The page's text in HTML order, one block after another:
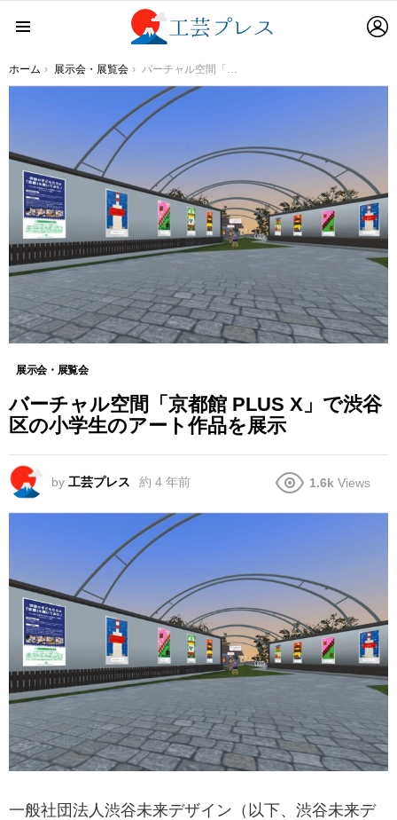
You are here:
ホーム 展示会・展覧会 バーチャル空間「京都館 PLUS X」で渋谷区の小学生のアート作品を展示
展示会・展覧会
バーチャル空間「京都館 PLUS X」で渋谷
区の小学生のアート作品を展示
by 工芸プレス 約 4 年前 1.6k Views
一般社団法人渋谷未来デザイン（以下、渋谷未来デ